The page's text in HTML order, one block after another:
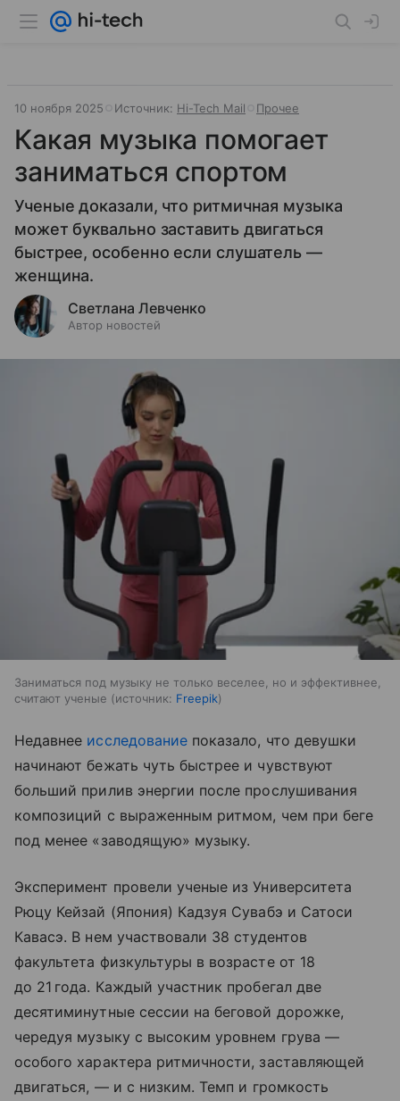
10 ноября 2025 Источник: Hi-Tech Mail Прочее
Какая музыка помогает
заниматься спортом
Ученые доказали, что ритмичная музыка
может буквально заставить двигаться
быстрее, особенно если слушатель —
женщина.
Светлана Левченко
Автор новостей
Заниматься под музыку не только веселее, но и эффективнее,
считают ученые
источник: Freepik
Недавнее исследование показало, что девушки
начинают бежать чуть быстрее и чувствуют
больший прилив энергии после прослушивания
композиций с выраженным ритмом, чем при беге
под менее «заводящую» музыку.
Эксперимент провели ученые из Университета
Рюцу Кейзай (Япония) Кадзуя Сувабэ и Сатоси
Кавасэ. В нем участвовали 38 студентов
факультета физкультуры в возрасте от 18
до 21 года. Каждый участник пробегал две
десятиминутные сессии на беговой дорожке,
чередуя музыку с высоким уровнем грува —
особого характера ритмичности, заставляющей
двигаться, — и с низким. Темп и громкость